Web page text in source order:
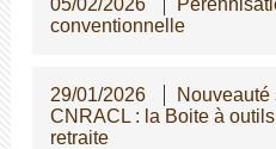
05/02/2026
conventionnelle
29/01/2026
Nouveauté
CNRACL : la Boite à
retraite